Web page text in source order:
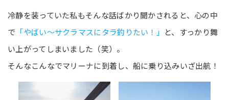
冷静を装っていた私もそんな話ばかり聞かされると、心の中
で 「やばい～サクラマスにタラ釣りたい！」 と、すっかり舞
い上がってしまいました（笑）。
そんなこんなでマリーナに到着し、船に乗り込みいざ出航！